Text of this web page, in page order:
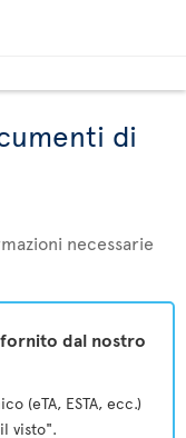
di
necessarie
dal nostro
(eTA, ESTA, ecc.)
visto".